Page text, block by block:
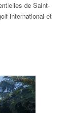
de Saint-
international et